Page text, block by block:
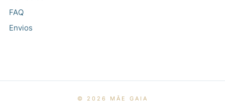
FAQ
Envios
© 2026 MÃE GAIA